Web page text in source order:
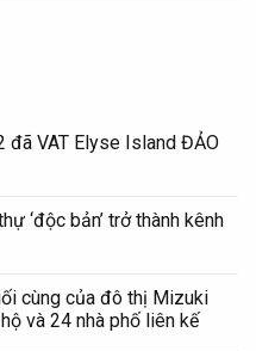
đã VAT Elyse Island ĐẢO
‘độc bản’ trở thành kênh
cùng của đô thị Mizuki
và 24 nhà phố liên kế